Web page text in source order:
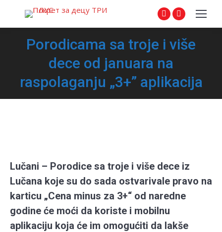
Facebook
opens
in
new
window
Instagram
opens
window
Porodicama sa troje i više
dece od januara na
raspolaganju „3+” aplikacija
Lučani – Porodice sa troje i više dece iz
Lučana koje su do sada ostvarivale pravo na
karticu „Cena minus za 3+“ od naredne
godine će moći da koriste i mobilnu
aplikaciju koja će im omogućiti da lakše